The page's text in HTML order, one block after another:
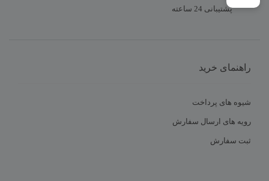
پشتیبانی 24 ساعته
راهنمای خرید
شیوه های پرداخت
رویه های ارسال سفارش
ثبت سفارش